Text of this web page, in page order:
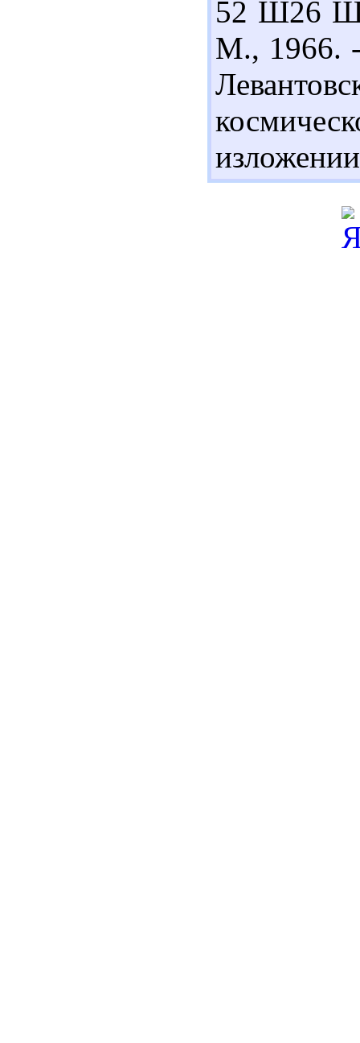
52 Ш26
М., 1966.